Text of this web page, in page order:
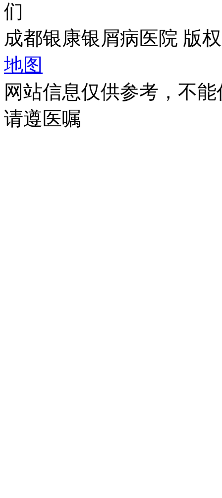
们
成都银康银屑病医院 版
地图
网站信息仅供参考，不
请遵医嘱